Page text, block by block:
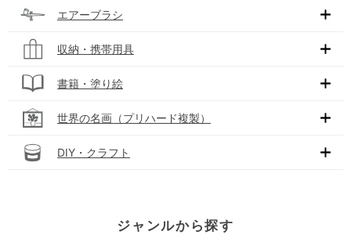
エアーブラシ
収納・携帯用具
書籍・塗り絵
世界の名画（プリハード複製）
DIY・クラフト
ジャンルから探す